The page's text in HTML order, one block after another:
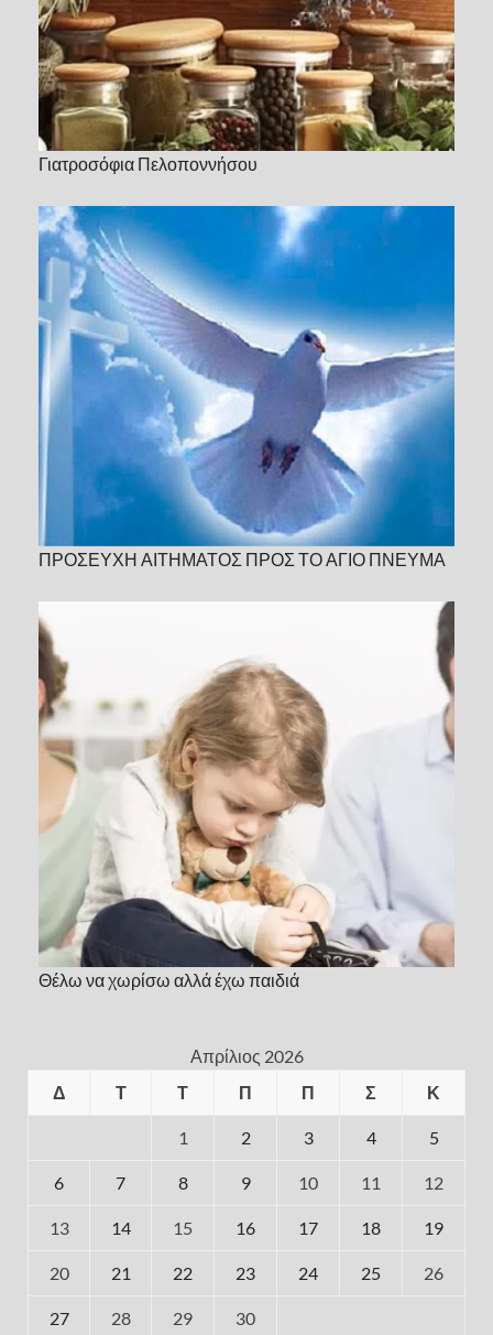
Γιατροσόφια Πελοποννήσου
ΠΡΟΣΕΥΧΗ ΑΙΤΗΜΑΤΟΣ ΠΡΟΣ ΤΟ ΑΓΙΟ ΠΝΕΥΜΑ
Θέλω να χωρίσω αλλά έχω παιδιά
Απρίλιος 2026
Δ
Τ Τ Π Π Σ Κ
1 2 3 4 5
6 7 8 9 10 11 12
13 14 15 16 17 18 19
20 21 22 23 24 25 26
27 28 29 30